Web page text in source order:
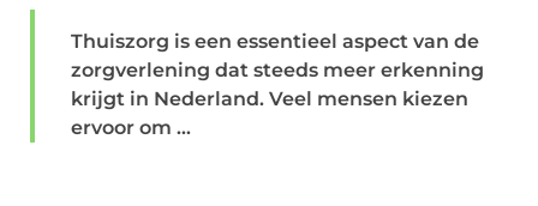
Thuiszorg is een essentieel aspect van de
zorgverlening dat steeds meer erkenning
krijgt in Nederland. Veel mensen kiezen
ervoor om ...